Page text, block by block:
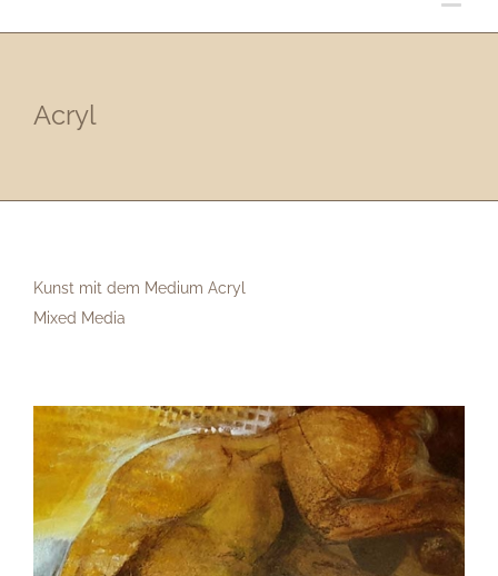
Acryl
Kunst mit dem Medium Acryl
Mixed Media
Umarmung